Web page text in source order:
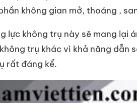
không gian mở, thoáng ,
lực không trụ này sẽ mang
trụ khác vì khả năng dẫn
rất đáng kể.